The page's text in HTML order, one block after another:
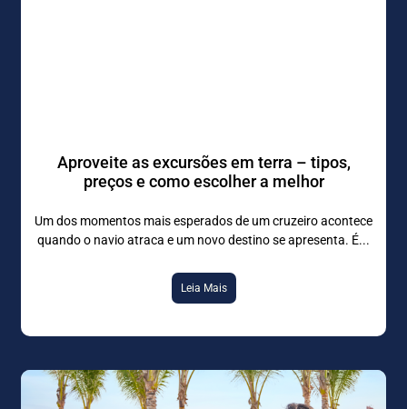
Aproveite as excursões em terra – tipos,
preços e como escolher a melhor
Um dos momentos mais esperados de um cruzeiro acontece
quando o navio atraca e um novo destino se apresenta. É
Leia Mais